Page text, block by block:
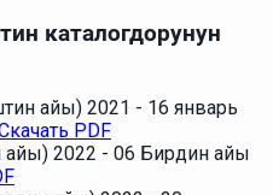
каталогдорунун
айы) 2021 - 16 январь
PDF
айы) 2022 - 06 Бирдин айы